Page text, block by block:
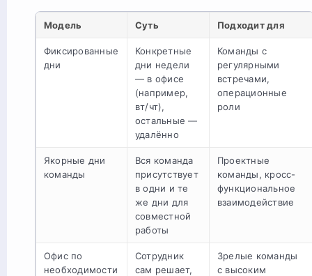
Модель Суть Подходит для
Фиксированные
дни
Конкретные
дни недели
— в офисе
(например,
вт/чт),
остальные —
удалённо
Команды с
регулярными
встречами,
операционные
роли
Якорные дни
команды
Вся команда
присутствует
в одни и те
же дни для
совместной
работы
Проектные
команды, кросс-
функциональное
взаимодействие
Офис по
необходимости
Сотрудник
сам решает,
Зрелые команды
с высоким